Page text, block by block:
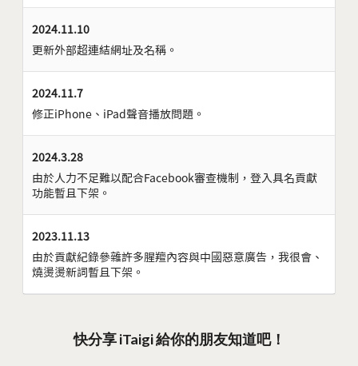
2024.11.10
更新外部超連結網址及名稱。
2024.11.7
修正iPhone、iPad聲音播放問題。
2024.3.28
由於人力不足難以配合Facebook審查機制，登入具名貢獻
功能暫且下架。
2023.11.13
由於貢獻紀錄參雜許多腥羶內容與中國惡意廣告，我很會、
燒燙燙新詞暫且下架。
快分享 iTaigi 給你的朋友知道吧！